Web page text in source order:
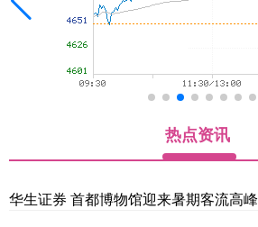
热点资讯
华生证券 首都博物馆迎来暑期客流高峰